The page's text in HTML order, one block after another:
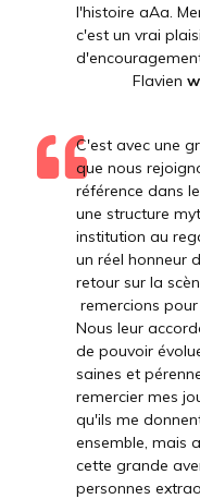
l'histoire aAa.
c'est un vrai
Flavien
C'est avec une
que nous
référence dans
une structure
institution au
un réel honneur
retour sur la
remercions
Nous leur
de pouvoir
saines et
remercier mes
qu'ils me
ensemble, mais
cette grande
personnes